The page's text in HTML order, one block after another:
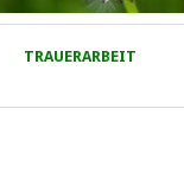
TRAUERARBEIT